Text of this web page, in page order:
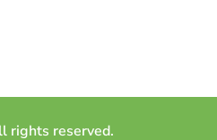
rights reserved.